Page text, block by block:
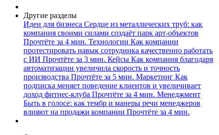
Другие разделы
Идеи для бизнеса Сердце из металлических труб: как
компания своими силами создаёт парк арт-объектов
Прочтёте за 4 мин. Технологии Как компании
протестировать навык сотрудника качественно работать
с ИИ Прочтёте за 3 мин. Кейсы Как компания благодаря
автоматизации увеличила скорость и точность
производства Прочтёте за 5 мин. Маркетинг Как
подписка меняет поведение клиентов и увеличивает
доход фитнес-клуба Прочтёте за 4 мин. Менеджмент
Быть в голосе: как тембр и манеры речи менеджеров
влияют на продажи компании Прочтёте за 4 мин.